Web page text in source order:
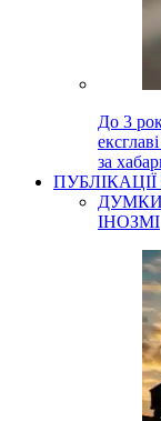
До 3
за
ПУБЛІКАЦІЇ
ДУМКИ
ІНОЗМІ